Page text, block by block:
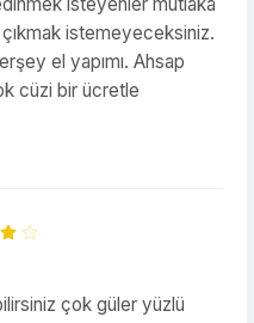
istemeyeceksiniz.
el yapımı. Ahsap
cüzi bir ücretle
çok güler yüzlü